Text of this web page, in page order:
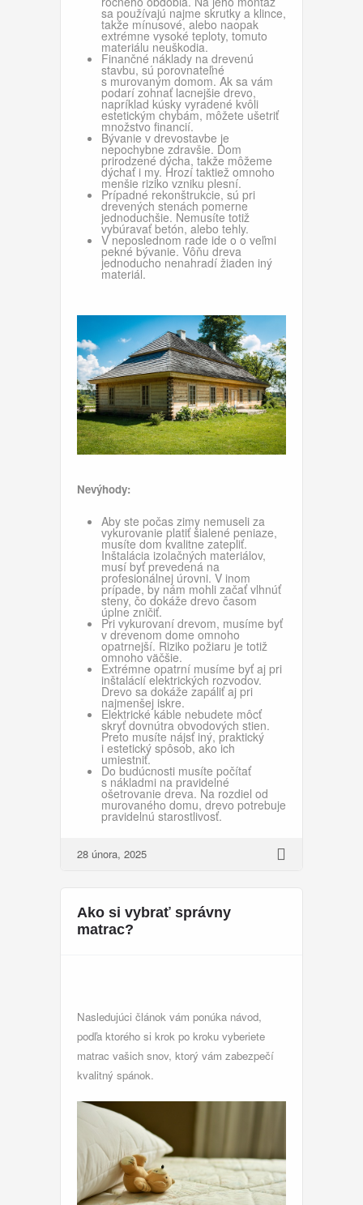
sa používajú najme skrutky a klince,
takže mínusové, alebo naopak
extrémne vysoké teploty, tomuto
materiálu neuškodia.
Finančné náklady na drevenú
stavbu, sú porovnateľné
s murovaným domom. Ak sa vám
podarí zohnať lacnejšie drevo,
napríklad kúsky vyradené kvôli
estetickým chybám, môžete ušetriť
množstvo financií.
Bývanie v drevostavbe je
nepochybne zdravšie. Dom
prirodzené dýcha, takže môžeme
dýchať i my. Hrozí taktiež omnoho
menšie riziko vzniku plesní.
Prípadné rekonštrukcie, sú pri
drevených stenách pomerne
jednoduchšie. Nemusíte totiž
vybúravať betón, alebo tehly.
V neposlednom rade ide o o veľmi
pekné bývanie. Vôňu dreva
jednoducho nenahradí žiaden iný
materiál.
Nevýhody:
Aby ste počas zimy nemuseli za
vykurovanie platiť šialené peniaze,
musíte dom kvalitne zatepliť.
Inštalácia izolačných materiálov,
musí byť prevedená na
profesionálnej úrovni. V inom
prípade, by nám mohli začať vlhnúť
steny, čo dokáže drevo časom
úplne zničiť.
Pri vykurovaní drevom, musíme byť
v drevenom dome omnoho
opatrnejší. Riziko požiaru je totiž
omnoho väčšie.
Extrémne opatrní musíme byť aj pri
inštalácií elektrických rozvodov.
Drevo sa dokáže zapáliť aj pri
najmenšej iskre.
Elektrické káble nebudete môcť
skryť dovnútra obvodových stien.
Preto musíte nájsť iný, praktický
i estetický spôsob, ako ich
umiestniť.
Do budúcnosti musíte počítať
s nákladmi na pravidelné
ošetrovanie dreva. Na rozdiel od
murovaného domu, drevo potrebuje
pravidelnú starostlivosť.
28 února, 2025
Ako si vybrať správny
matrac?
Nasledujúci článok vám ponúka návod,
podľa ktorého si krok po kroku vyberiete
matrac vašich snov, ktorý vám zabezpečí
kvalitný spánok.